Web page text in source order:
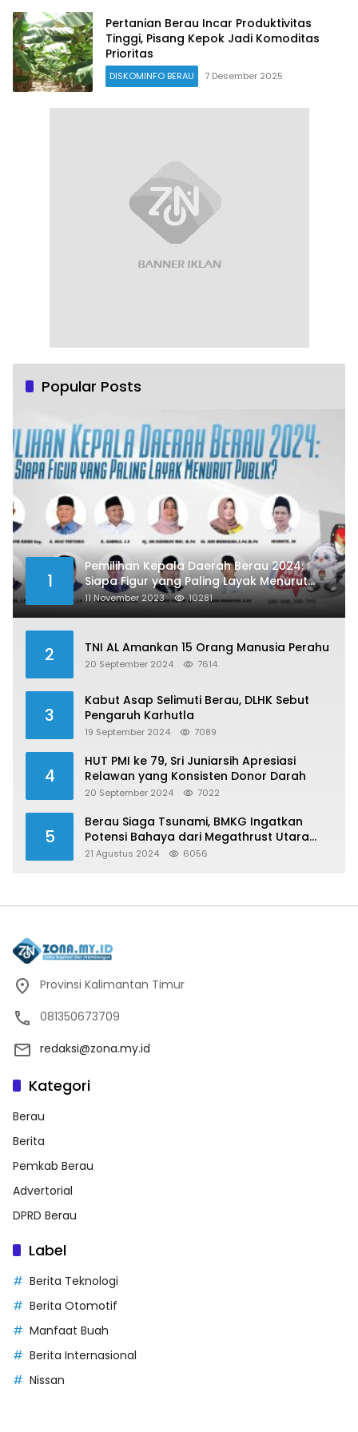
Pertanian Berau Incar Produktivitas
Tinggi, Pisang Kepok Jadi Komoditas
Prioritas
DISKOMINFO BERAU 7 Desember 2025
Popular Posts
1
Pemilihan Kepala Daerah Berau 2024:
Siapa Figur yang Paling Layak Menurut
Publik?
11 November 2023 10281
2 TNI AL Amankan 15 Orang Manusia Perahu
20 September 2024 7614
3
Kabut Asap Selimuti Berau, DLHK Sebut
Pengaruh Karhutla
19 September 2024 7089
4
HUT PMI ke 79, Sri Juniarsih Apresiasi
Relawan yang Konsisten Donor Darah
20 September 2024 7022
5
Berau Siaga Tsunami, BMKG Ingatkan
Potensi Bahaya dari Megathrust Utara
Sulawesi
21 Agustus 2024 6056
Provinsi Kalimantan Timur
081350673709
redaksi@zona.my.id
Kategori
Berau
Berita
Pemkab Berau
Advertorial
DPRD Berau
Label
Berita Teknologi
Berita Otomotif
Manfaat Buah
Berita Internasional
Nissan